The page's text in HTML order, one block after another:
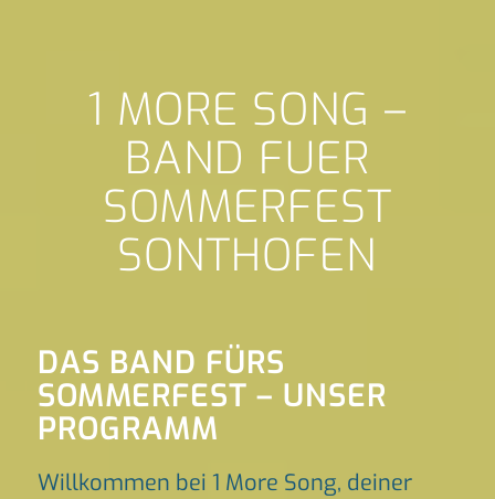
1 MORE SONG –
BAND FUER
SOMMERFEST
SONTHOFEN
DAS BAND FÜRS
SOMMERFEST – UNSER
PROGRAMM
Willkommen bei 1 More Song, deiner